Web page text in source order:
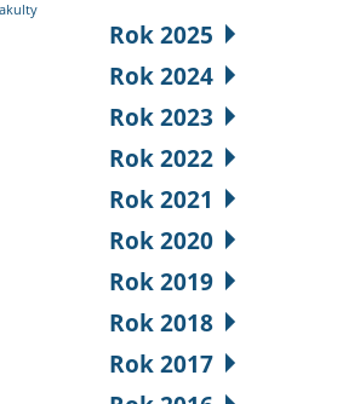
Rok 2025
Rok 2024
Rok 2023
Rok 2022
Rok 2021
Rok 2020
Rok 2019
Rok 2018
Rok 2017